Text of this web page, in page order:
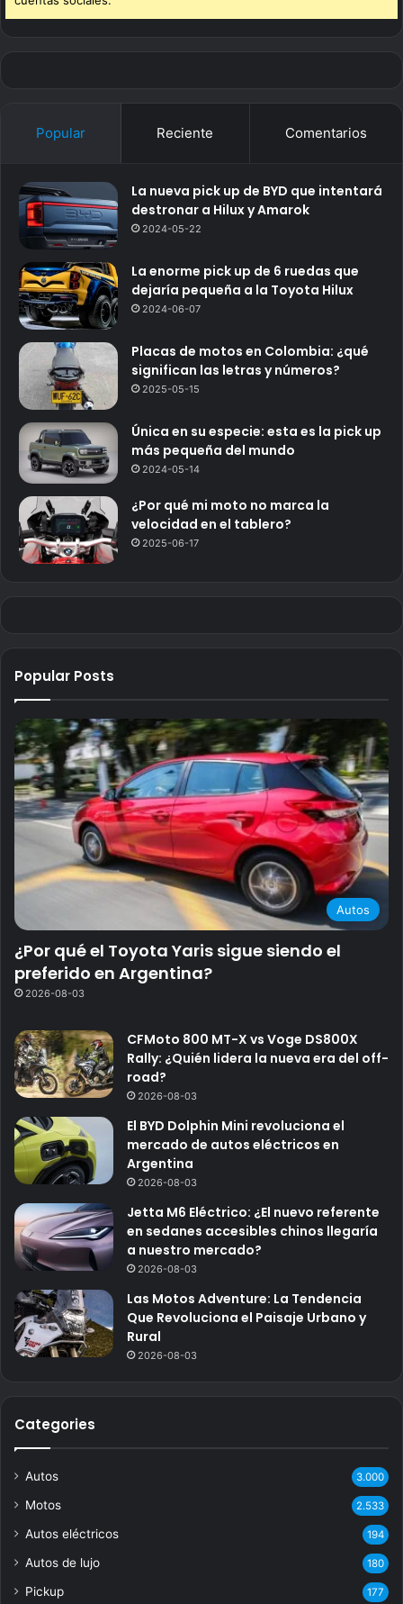
Popular Reciente Comentarios
La nueva pick up de BYD que intentará
destronar a Hilux y Amarok
2024-05-22
La enorme pick up de 6 ruedas que
dejaría pequeña a la Toyota Hilux
2024-06-07
Placas de motos en Colombia: ¿qué
significan las letras y números?
2025-05-15
Única en su especie: esta es la pick up
más pequeña del mundo
2024-05-14
¿Por qué mi moto no marca la
velocidad en el tablero?
2025-06-17
Popular Posts
Autos
¿Por qué el Toyota Yaris sigue siendo el
preferido en Argentina?
2026-08-03
CFMoto 800 MT-X vs Voge DS800X
Rally: ¿Quién lidera la nueva era del off-
road?
2026-08-03
El BYD Dolphin Mini revoluciona el
mercado de autos eléctricos en
Argentina
2026-08-03
Jetta M6 Eléctrico: ¿El nuevo referente
en sedanes accesibles chinos llegaría
a nuestro mercado?
2026-08-03
Las Motos Adventure: La Tendencia
Que Revoluciona el Paisaje Urbano y
Rural
2026-08-03
Categories
Autos 3.000
Motos 2.533
Autos eléctricos 194
Autos de lujo 180
Pickup 177